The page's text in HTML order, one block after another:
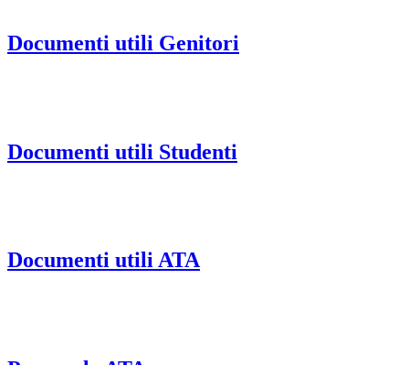
Documenti utili Genitori
Documenti utili Studenti
Documenti utili ATA